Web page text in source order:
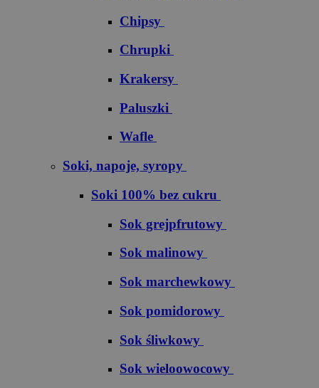
Chipsy
Chrupki
Krakersy
Paluszki
Wafle
Soki, napoje, syropy
Soki 100% bez cukru
S​o​k​ ​g​r​e​j​p​f​r​u​t​o​w​y
Sok malinowy
Sok marchewkowy
Sok pomidorowy
Sok śliwkowy
Sok wieloowocowy